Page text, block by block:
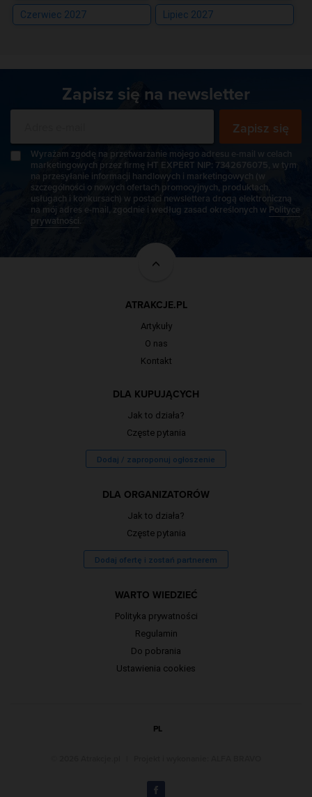
Czerwiec 2027 Lipiec 2027
Zapisz się na newsletter
Zapisz się
Wyrażam zgodę na przetwarzanie mojego adresu e-mail w celach
marketingowych przez firmę HT EXPERT NIP: 7342676075, w tym
na przesyłanie informacji handlowych i marketingowych (w
szczególności o nowych ofertach promocyjnych, produktach,
usługach i konkursach) w postaci newslettera drogą elektroniczną
na mój adres e-mail, zgodnie i według zasad określonych w Polityce
prywatności.
ATRAKCJE.PL
Artykuły
O nas
Kontakt
DLA KUPUJĄCYCH
Jak to działa?
Częste pytania
Dodaj / zaproponuj ogłoszenie
DLA ORGANIZATORÓW
Jak to działa?
Częste pytania
Dodaj ofertę i zostań partnerem
WARTO WIEDZIEĆ
Polityka prywatności
Regulamin
Do pobrania
Ustawienia cookies
PL